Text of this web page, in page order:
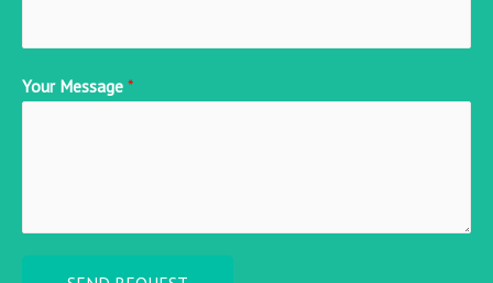
Your Message *